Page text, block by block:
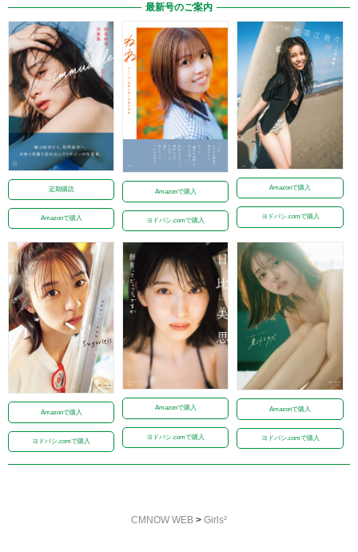
最新号のご案内
定期購読
Amazonで購入
Amazonで購入
ヨドバシ.comで購入
Amazonで購入
ヨドバシ.comで購入
Amazonで購入
ヨドバシ.comで購入
Amazonで購入
ヨドバシ.comで購入
Amazonで購入
ヨドバシ.comで購入
CMNOW WEB > Girls²